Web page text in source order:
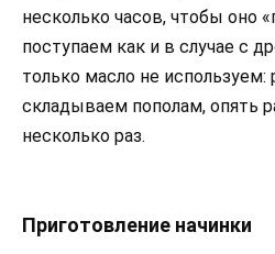
несколько часов, чтобы оно
поступаем как и в случае с
только масло не
складываем пополам, опять
несколько раз.
Приготовление начинки